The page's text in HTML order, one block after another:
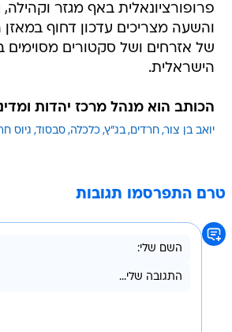
פרופורציונאלית באף מגזר
והשעה מצריכים עדכון דחוף במאזן
של אזרחים ושל סקטורים מסוימים
הישראלית.
הכותב הוא מנהל מרכז יהדות
יואב בן צור חרדים בג"ץ כלכלה סבסוד גיוס
טרם התפרסמו תגובות